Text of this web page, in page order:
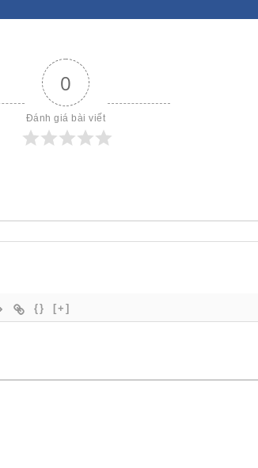
0
Đánh giá bài viết
{} [+]